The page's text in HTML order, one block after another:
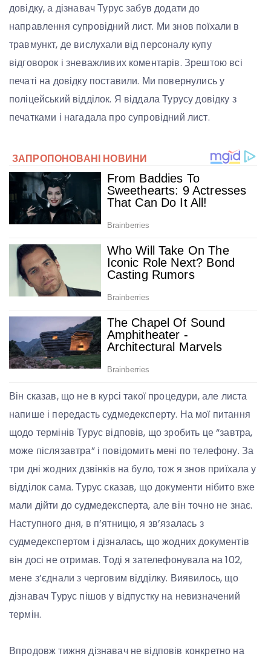
довідку, а дізнавач Турус забув додати до
направлення супровідний лист. Ми знов поїхали в
травмункт, де вислухали від персоналу купу
відговорок і зневажливих коментарів. Зрештою всі
печаті на довідку поставили. Ми повернулись у
поліцейський відділок. Я віддала Турусу довідку з
печатками і нагадала про супровідний лист.
Він сказав, що не в курсі такої процедури, але листа
напише і передасть судмедексперту. На мої питання
щодо термінів Турус відповів, що зробить це “завтра,
може післязавтра” і повідомить мені по телефону. За
три дні жодних дзвінків на було, тож я знов приїхала у
відділок сама. Турус сказав, що документи нібито вже
мали дійти до судмедексперта, але він точно не знає.
Наступного дня, в п’ятницю, я зв’язалась з
судмедекспертом і дізналась, що жодних документів
він досі не отримав. Тоді я зателефонувала на 102,
мене з’єднали з черговим відділку. Виявилось, що
дізнавач Турус пішов у відпустку на невизначений
термін.
Впродовж тижня дізнавач не відповів конкретно на